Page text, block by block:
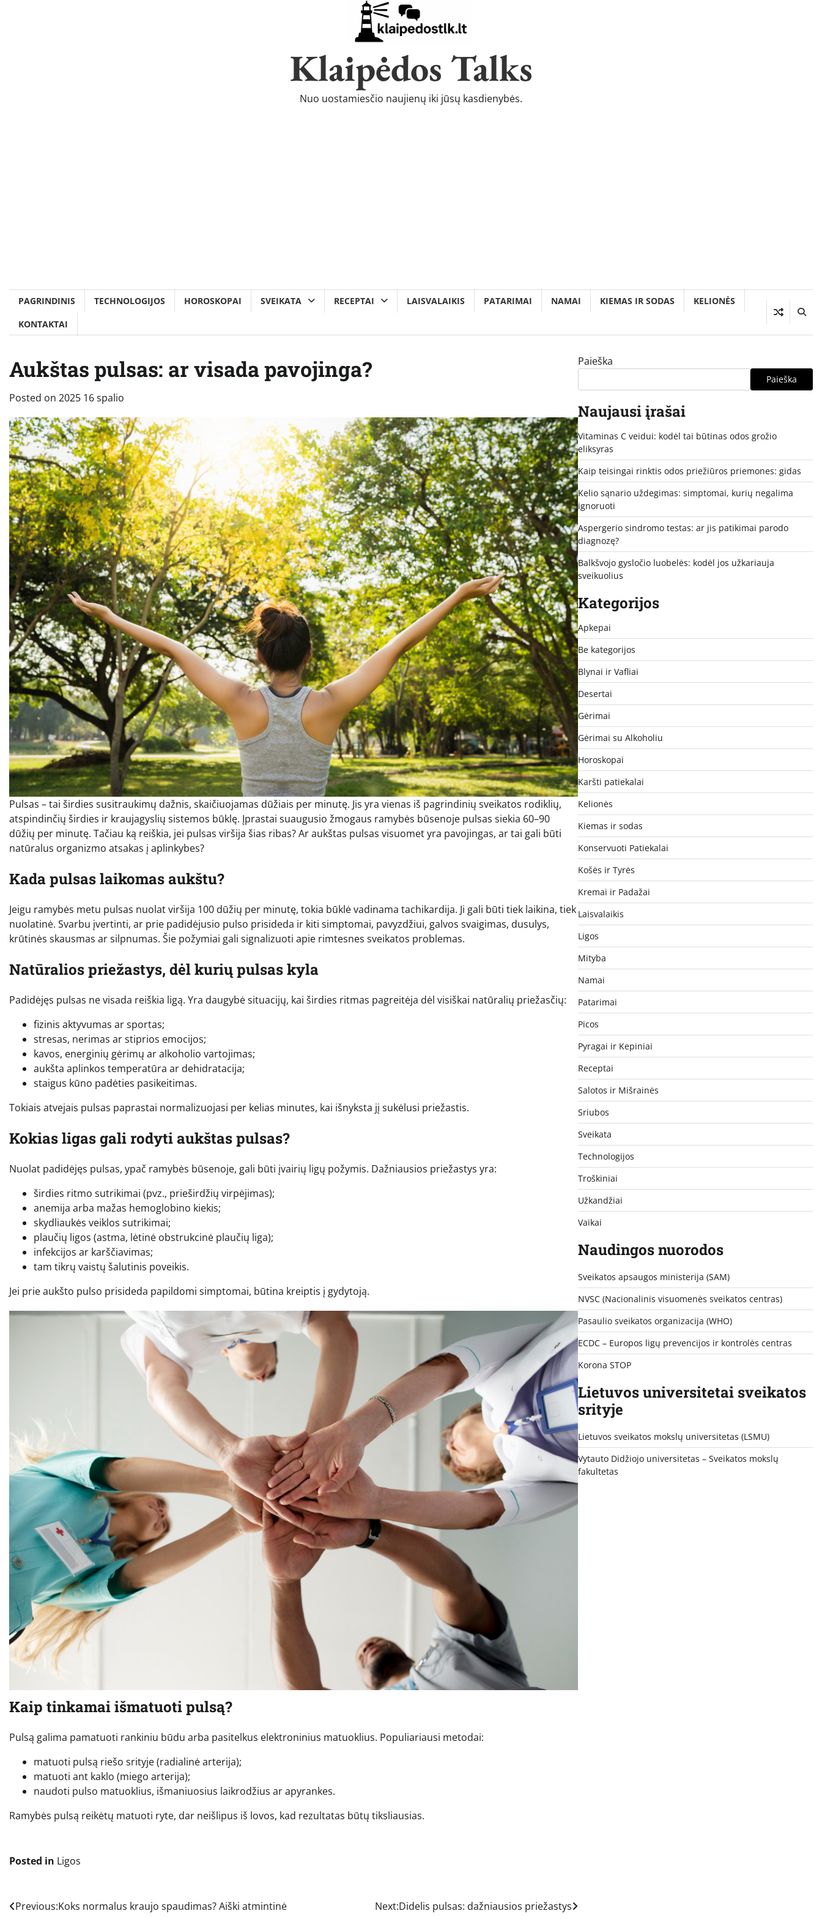
Klaipėdos Talks
Nuo uostamiesčio naujienų iki jūsų kasdienybės.
PAGRINDINIS TECHNOLOGIJOS HOROSKOPAI SVEIKATA RECEPTAI LAISVALAIKIS PATARIMAI NAMAI KIEMAS IR SODAS
KELIONĖS
KONTAKTAI
Aukštas pulsas: ar visada pavojinga?
Posted on 2025 16 spalio
Pulsas – tai širdies susitraukimų dažnis, skaičiuojamas dūžiais per minutę. Jis yra vienas iš pagrindinių sveikatos rodiklių,
atspindinčių širdies ir kraujagyslių sistemos būklę. Įprastai suaugusio žmogaus ramybės būsenoje pulsas siekia 60–90
dūžių per minutę. Tačiau ką reiškia, jei pulsas viršija šias ribas? Ar aukštas pulsas visuomet yra pavojingas, ar tai gali būti
natūralus organizmo atsakas į aplinkybes?
Kada pulsas laikomas aukštu?
Jeigu ramybės metu pulsas nuolat viršija 100 dūžių per minutę, tokia būklė vadinama tachikardija. Ji gali būti tiek laikina, tiek
nuolatinė. Svarbu įvertinti, ar prie padidėjusio pulso prisideda ir kiti simptomai, pavyzdžiui, galvos svaigimas, dusulys,
krūtinės skausmas ar silpnumas. Šie požymiai gali signalizuoti apie rimtesnes sveikatos problemas.
Natūralios priežastys, dėl kurių pulsas kyla
Padidėjęs pulsas ne visada reiškia ligą. Yra daugybė situacijų, kai širdies ritmas pagreitėja dėl visiškai natūralių priežasčių:
fizinis aktyvumas ar sportas;
stresas, nerimas ar stiprios emocijos;
kavos, energinių gėrimų ar alkoholio vartojimas;
aukšta aplinkos temperatūra ar dehidratacija;
staigus kūno padėties pasikeitimas.
Tokiais atvejais pulsas paprastai normalizuojasi per kelias minutes, kai išnyksta jį sukėlusi priežastis.
Kokias ligas gali rodyti aukštas pulsas?
Nuolat padidėjęs pulsas, ypač ramybės būsenoje, gali būti įvairių ligų požymis. Dažniausios priežastys yra:
širdies ritmo sutrikimai (pvz., prieširdžių virpėjimas);
anemija arba mažas hemoglobino kiekis;
skydliaukės veiklos sutrikimai;
plaučių ligos (astma, lėtinė obstrukcinė plaučių liga);
infekcijos ar karščiavimas;
tam tikrų vaistų šalutinis poveikis.
Jei prie aukšto pulso prisideda papildomi simptomai, būtina kreiptis į gydytoją.
Kaip tinkamai išmatuoti pulsą?
Pulsą galima pamatuoti rankiniu būdu arba pasitelkus elektroninius matuoklius. Populiariausi metodai:
matuoti pulsą riešo srityje (radialinė arterija);
matuoti ant kaklo (miego arterija);
naudoti pulso matuoklius, išmaniuosius laikrodžius ar apyrankes.
Ramybės pulsą reikėtų matuoti ryte, dar neišlipus iš lovos, kad rezultatas būtų tiksliausias.
Posted in Ligos
Navigacija
Previous:Koks normalus kraujo spaudimas? Aiški atmintinė Next:Didelis pulsas: dažniausios priežastys
Paieška
Paieška
Naujausi įrašai
Vitaminas C veidui: kodėl tai būtinas odos grožio
eliksyras
Kaip teisingai rinktis odos priežiūros priemones: gidas
Kelio sąnario uždegimas: simptomai, kurių negalima
ignoruoti
Aspergerio sindromo testas: ar jis patikimai parodo
diagnozę?
Balkšvojo gysločio luobelės: kodėl jos užkariauja
sveikuolius
Kategorijos
Apkepai
Be kategorijos
Blynai ir Vafliai
Desertai
Gėrimai
Gėrimai su Alkoholiu
Horoskopai
Karšti patiekalai
Kelionės
Kiemas ir sodas
Konservuoti Patiekalai
Košės ir Tyrės
Kremai ir Padažai
Laisvalaikis
Ligos
Mityba
Namai
Patarimai
Picos
Pyragai ir Kepiniai
Receptai
Salotos ir Mišrainės
Sriubos
Sveikata
Technologijos
Troškiniai
Užkandžiai
Vaikai
Naudingos nuorodos
Sveikatos apsaugos ministerija (SAM)
NVSC (Nacionalinis visuomenės sveikatos centras)
Pasaulio sveikatos organizacija (WHO)
ECDC – Europos ligų prevencijos ir kontrolės centras
Korona STOP
Lietuvos universitetai sveikatos
srityje
Lietuvos sveikatos mokslų universitetas (LSMU)
Vytauto Didžiojo universitetas – Sveikatos mokslų
fakultetas